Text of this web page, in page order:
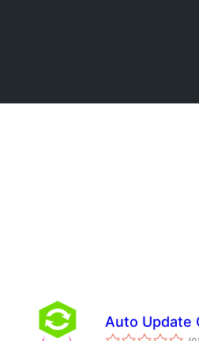
Auto Update